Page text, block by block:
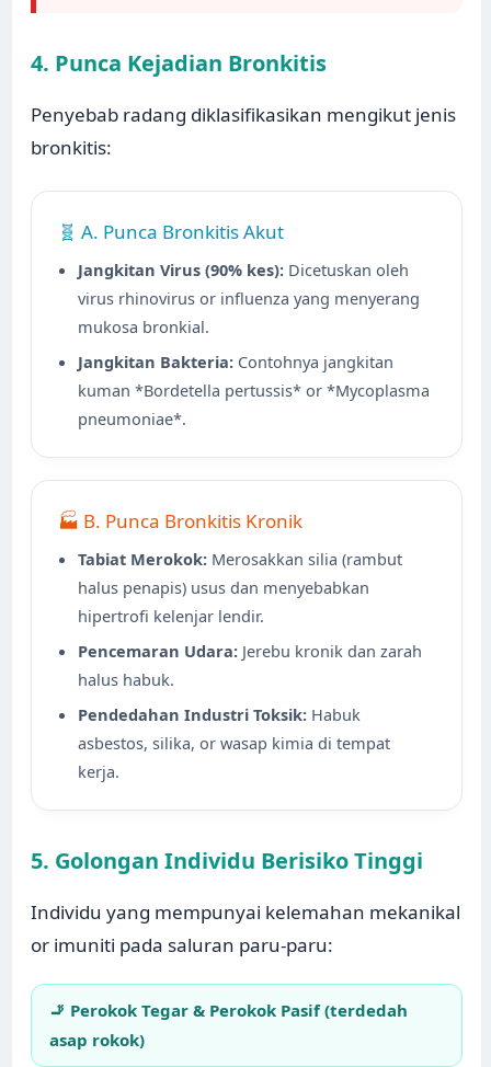
4. Punca Kejadian Bronkitis
Penyebab radang diklasifikasikan mengikut jenis
bronkitis:
🧬 A. Punca Bronkitis Akut
Jangkitan Virus (90% kes): Dicetuskan oleh
virus rhinovirus or influenza yang menyerang
mukosa bronkial.
Jangkitan Bakteria: Contohnya jangkitan
kuman *Bordetella pertussis* or *Mycoplasma
pneumoniae*.
🏭 B. Punca Bronkitis Kronik
Tabiat Merokok: Merosakkan silia (rambut
halus penapis) usus dan menyebabkan
hipertrofi kelenjar lendir.
Pencemaran Udara: Jerebu kronik dan zarah
halus habuk.
Pendedahan Industri Toksik: Habuk
asbestos, silika, or wasap kimia di tempat
kerja.
5. Golongan Individu Berisiko Tinggi
Individu yang mempunyai kelemahan mekanikal
or imuniti pada saluran paru-paru:
🚬 Perokok Tegar & Perokok Pasif (terdedah
asap rokok)